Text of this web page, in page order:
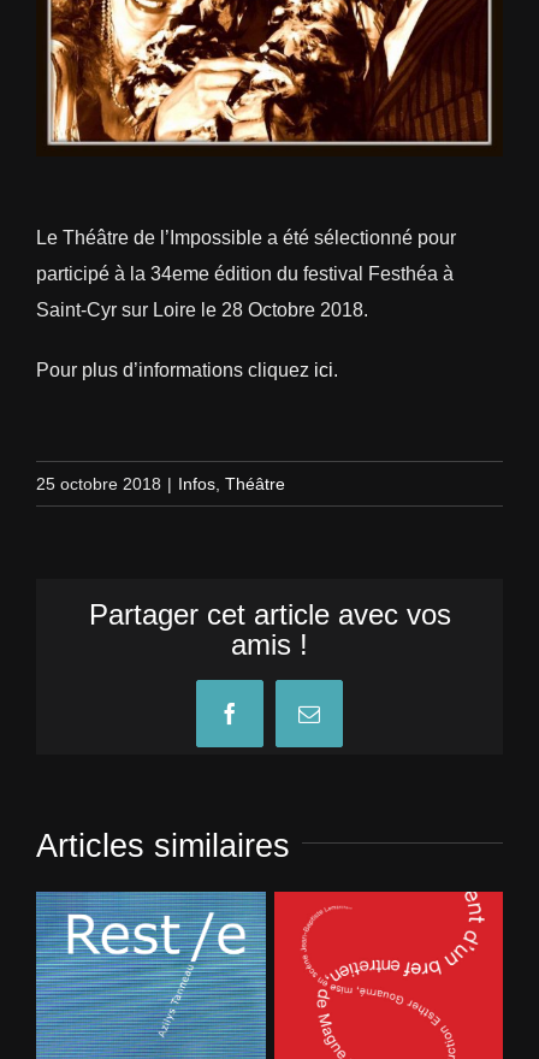
Le Théâtre de l’Impossible a été sélectionné pour
participé à la 34eme édition du festival Festhéa à
Saint-Cyr sur Loire le 28 Octobre 2018.
Pour plus d’informations cliquez ici.
25 octobre 2018 | Infos Théâtre
Partager cet article avec vos
amis !
FacebookEmail
Articles similaires